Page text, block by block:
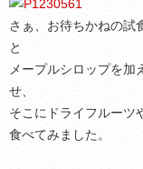
さぁ、お待ちかねの試
と
メープルシロップを
せ、
そこにドライフルーツ
食べてみました。